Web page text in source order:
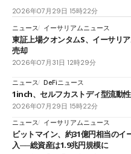
2026年07月29日 15時22分
ニュース
イーサリアムニュース
東証上場クオンタムS、イーサリ
売却
2026年07月31日 12時29分
ニュース DeFiニュース
1inch、セルフカストディ型流動
2026年07月29日 15時22分
ニュース
イーサリアムニュース
ビットマイン、約31億円相当のイ
入──総資産は1.9兆円規模に